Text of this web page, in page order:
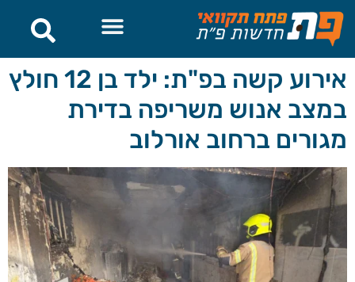
לתוכן
אירוע קשה בפ"ת: ילד בן 12 חולץ
במצב אנוש משריפה בדירת
מגורים ברחוב אורלוב